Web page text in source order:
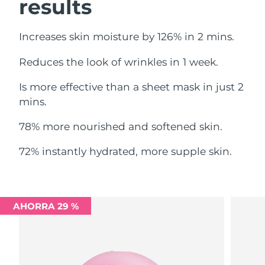
results
Increases skin moisture by 126% in 2 mins.
Reduces the look of wrinkles in 1 week.
Is more effective than a sheet mask in just 2
mins.
78% more nourished and softened skin.
72% instantly hydrated, more supple skin.
AHORRA 29 %
Puerto Rico